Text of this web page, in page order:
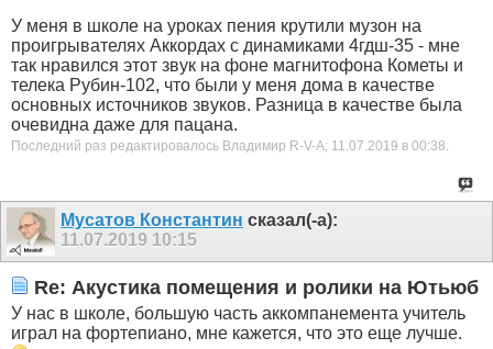
У меня в школе на уроках пения крутили музон на
проигрывателях Аккордах с динамиками 4гдш-35 - мне
так нравился этот звук на фоне магнитофона Кометы и
телека Рубин-102, что были у меня дома в качестве
основных источников звуков. Разница в качестве была
очевидна даже для пацана.
Последний раз редактировалось Владимир R-V-A; 11.07.2019 в 00:38.
Мусатов Константин сказал(-а):
11.07.2019 10:15
Re: Акустика помещения и ролики на Ютьюб
У нас в школе, большую часть аккомпанемента учитель
играл на фортепиано, мне кажется, что это еще лучше.